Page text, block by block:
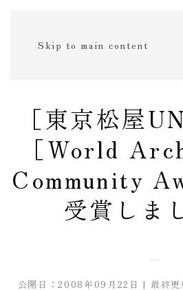
Skip to main content
［東京松屋
［World
Community
受賞しま
公開日：2008年09月22日 | 最終